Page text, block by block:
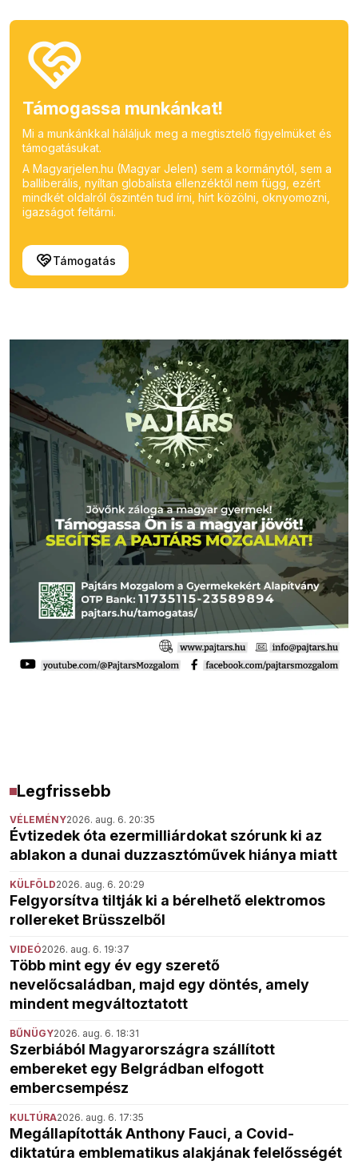
Támogassa munkánkat!
Mi a munkánkkal háláljuk meg a megtisztelő figyelmüket és
támogatásukat.
A Magyarjelen.hu (Magyar Jelen) sem a kormánytól, sem a
balliberális, nyíltan globalista ellenzéktől nem függ, ezért
mindkét oldalról őszintén tud írni, hírt közölni, oknyomozni,
igazságot feltárni.
Támogatás
Legfrissebb
VÉLEMÉNY2026. aug. 6. 20:35
Évtizedek óta ezermilliárdokat szórunk ki az
ablakon a dunai duzzasztóművek hiánya miatt
KÜLFÖLD2026. aug. 6. 20:29
Felgyorsítva tiltják ki a bérelhető elektromos
rollereket Brüsszelből
VIDEÓ2026. aug. 6. 19:37
Több mint egy év egy szerető
nevelőcsaládban, majd egy döntés, amely
mindent megváltoztatott
BŰNÜGY2026. aug. 6. 18:31
Szerbiából Magyarországra szállított
embereket egy Belgrádban elfogott
embercsempész
KULTÚRA2026. aug. 6. 17:35
Megállapították Anthony Fauci, a Covid-
diktatúra emblematikus alakjának felelősségét